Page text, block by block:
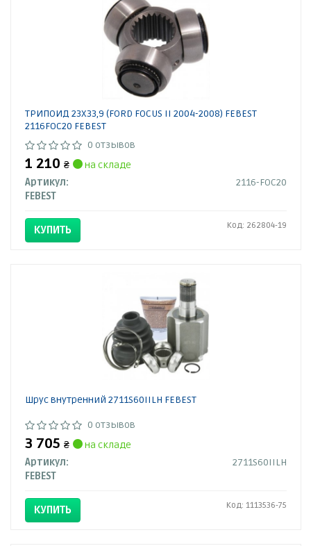
ТРИПОИД 23X33,9 (FORD FOCUS II 2004-2008) FEBEST
2116FOC20 FEBEST
0 отзывов
1 210 ₴
на складе
Артикул:
2116-FOC20
FEBEST
КУПИТЬ Код: 262804-19
Шрус внутренний 2711S60IILH FEBEST
0 отзывов
3 705 ₴
на складе
Артикул:
2711S60IILH
FEBEST
КУПИТЬ Код: 1113536-75